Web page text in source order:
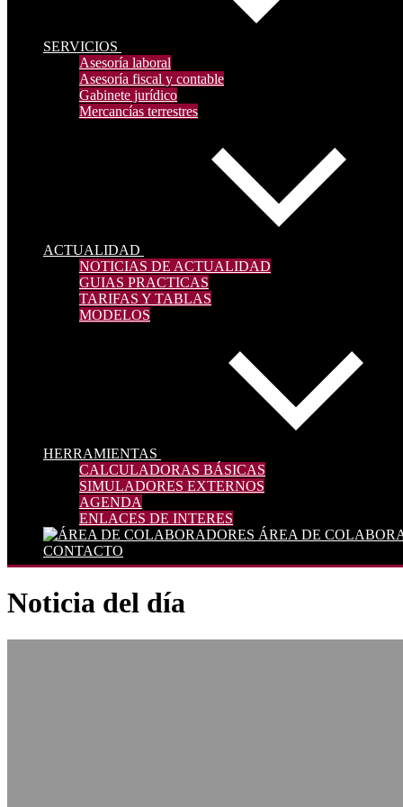
SERVICIOS
Asesoría laboral
Asesoría fiscal y contable
Gabinete jurídico
Mercancías terrestres
ACTUALIDAD
NOTICIAS DE ACTUALIDAD
GUIAS PRACTICAS
TARIFAS Y TABLAS
MODELOS
HERRAMIENTAS
CALCULADORAS BÁSICAS
SIMULADORES EXTERNOS
AGENDA
ENLACES DE INTERES
ÁREA DE
CONTACTO
Noticia del día